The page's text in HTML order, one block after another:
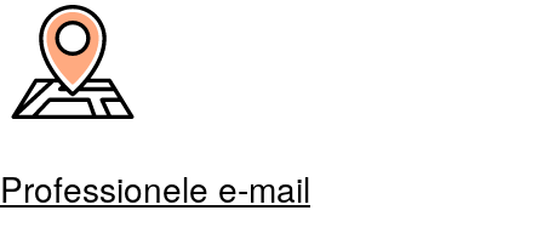
Professionele e-mail